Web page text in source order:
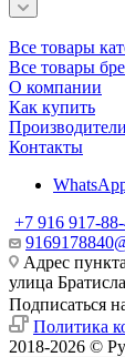
Все товары
Все товары
О компании
Как купить
Производители
Контакты
+7 916 917-
Адрес
улица
Подписаться
Политика
2018-2026 ©